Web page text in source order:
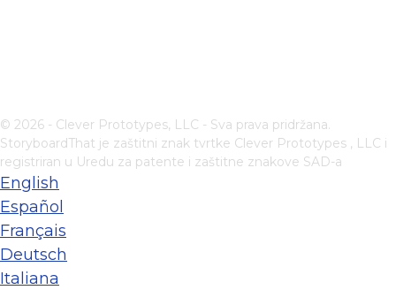
© 2026 - Clever Prototypes, LLC - Sva prava pridržana.
StoryboardThat je zaštitni znak tvrtke Clever Prototypes , LLC i
registriran u Uredu za patente i zaštitne znakove SAD-a
English
Español
Français
Deutsch
Italiana